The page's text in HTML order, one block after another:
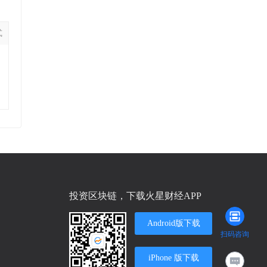
投资区块链，下载火星财经APP
Android版下载
iPhone 版下载
扫码咨询